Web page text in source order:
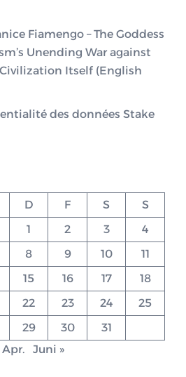
Fiamengo – The Goddess
Unending War against
Itself (English
des données Stake
D F S
S
1
2 3
4
8 9 10
11
15 16 17
18
22 23 24
25
29 30
31
Apr.
Juni »